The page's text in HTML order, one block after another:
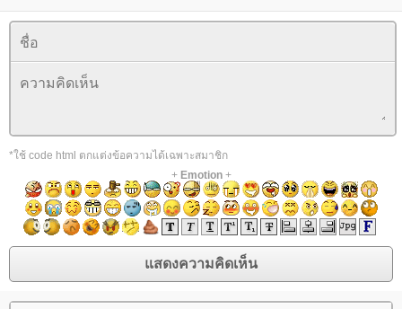
*ใช้ code html ตกแต่งข้อความได้เฉพาะสมาชิก
+ Emotion+